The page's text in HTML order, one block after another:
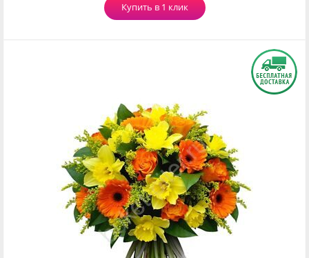
Купить в 1 клик